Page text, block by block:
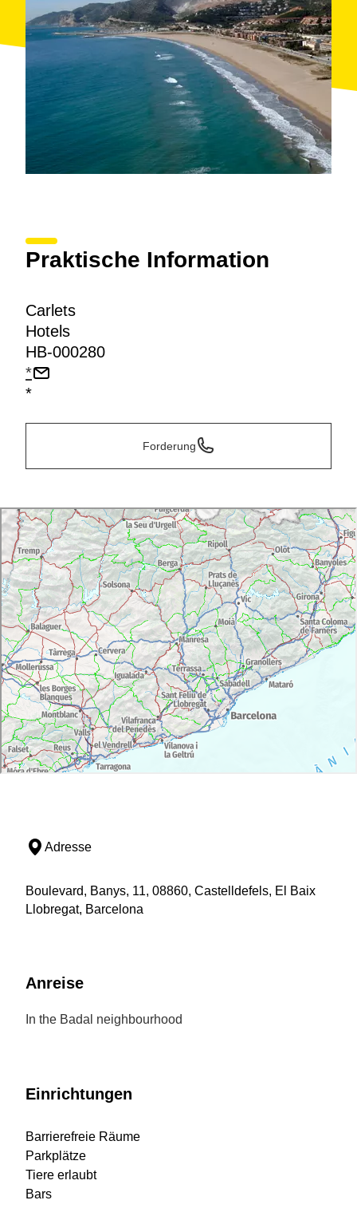
Praktische Information
Carlets
Hotels
HB-000280
*
*
Forderung
Adresse
Boulevard, Banys, 11, 08860, Castelldefels, El Baix
Llobregat, Barcelona
Anreise
In the Badal neighbourhood
Einrichtungen
Barrierefreie Räume
Parkplätze
Tiere erlaubt
Bars